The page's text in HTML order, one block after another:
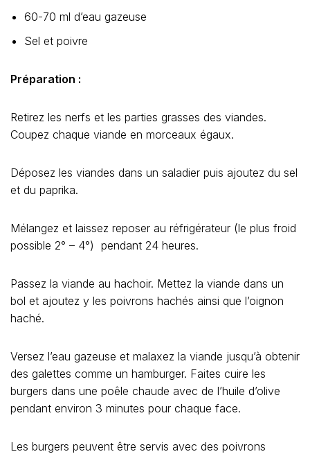
60-70 ml d’eau gazeuse
Sel et poivre
Préparation :
Retirez les nerfs et les parties grasses des viandes.
Coupez chaque viande en morceaux égaux.
Déposez les viandes dans un saladier puis ajoutez du sel
et du paprika.
Mélangez et laissez reposer au réfrigérateur (le plus froid
possible 2° – 4°) pendant 24 heures.
Passez la viande au hachoir. Mettez la viande dans un
bol et ajoutez y les poivrons hachés ainsi que l’oignon
haché.
Versez l’eau gazeuse et malaxez la viande jusqu’à obtenir
des galettes comme un hamburger. Faites cuire les
burgers dans une poêle chaude avec de l’huile d’olive
pendant environ 3 minutes pour chaque face.
Les burgers peuvent être servis avec des poivrons